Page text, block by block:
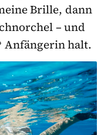
Brille, dann
– und
Anfängerin halt.